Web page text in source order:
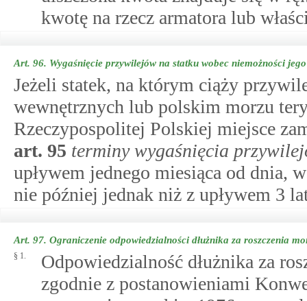
kwotę na rzecz armatora lub
Art. 96. Wygaśnięcie przywilejów na statku wobec niemożności
Jeżeli statek, na którym ciąży
wewnętrznych lub polskim morzu
Rzeczypospolitej Polskiej miejsce
art. 95 terminy wygaśnięcia
upływem jednego miesiąca od dnia,
nie później jednak niż z upływem 3
Art. 97. Ograniczenie odpowiedzialności dłużnika za roszczenia
§ 1.
Odpowiedzialność dłużnika za
zgodnie z postanowieniami